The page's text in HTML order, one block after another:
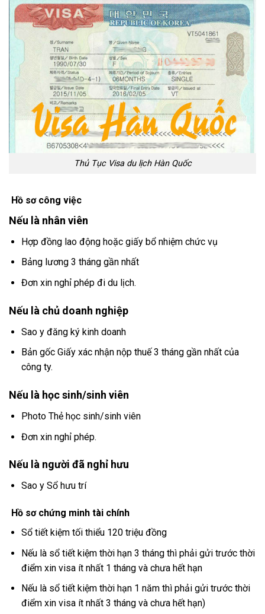
Thủ Tục Visa du lịch Hàn Quốc
​​ Hồ sơ công việc
Nếu là nhân viên
Hợp đồng lao động hoặc giấy bổ nhiệm chức vụ
Bảng lương 3 tháng gần nhất
Đơn xin nghỉ phép đi du lịch.
Nếu là chủ doanh nghiệp
Sao y đăng ký kinh doanh
Bản gốc Giấy xác nhận nộp thuế 3 tháng gần nhất của
công ty.
Nếu là học sinh/sinh viên
Photo Thẻ học sinh/sinh viên
Đơn xin nghỉ phép.
Nếu là người đã nghỉ hưu
Sao y Sổ hưu trí
Hồ sơ chứng minh tài chính
Sổ tiết kiệm tối thiểu 120 triệu đồng
Nếu là sổ tiết kiệm thời hạn 3 tháng thì phải gửi trước thời
điểm xin visa ít nhất 1 tháng và chưa hết hạn
Nếu là sổ tiết kiệm thời hạn 1 năm thì phải gửi trước thời
điểm xin visa ít nhất 3 tháng và chưa hết hạn)